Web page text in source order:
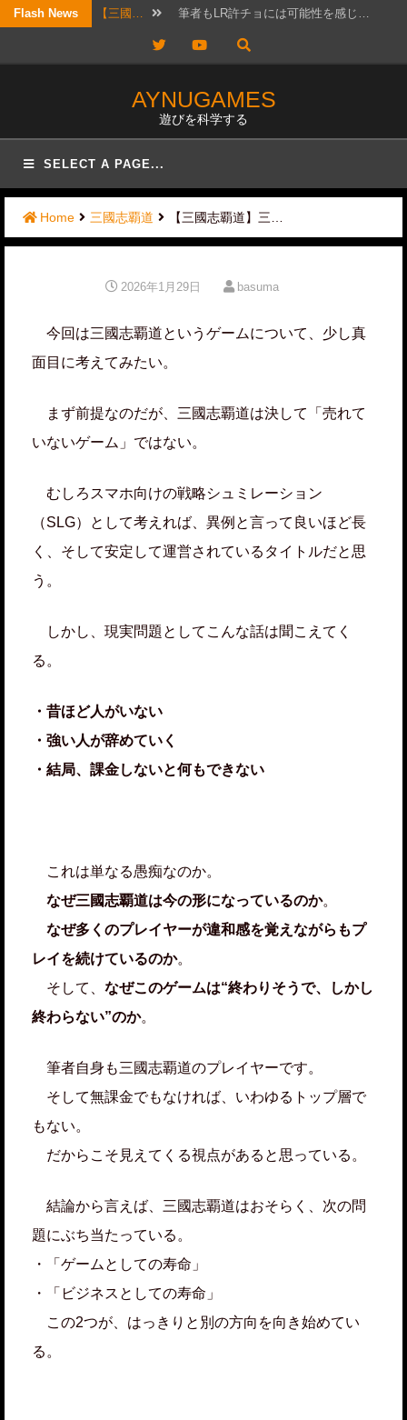
Skip
content
Flash News 【三國… 筆者もLR許チョには可能性を感じ…
結構ホットというか、なんか政治的…
2026年7月20日版。 「無…
【三國…
【三國… 以前にオススメ交流武将を紹介した…
TwitterYouTube
AYNUGAMES
遊びを科学する
SELECT A PAGE...
Home 三國志覇道 【三國志覇道】三…
2026年1月29日 basuma
今回は三國志覇道というゲームについて、少し真
面目に考えてみたい。
まず前提なのだが、三國志覇道は決して「売れて
いないゲーム」ではない。
むしろスマホ向けの戦略シュミレーション
（SLG）として考えれば、異例と言って良いほど長
く、そして安定して運営されているタイトルだと思
う。
しかし、現実問題としてこんな話は聞こえてく
る。
・昔ほど人がいない
・強い人が辞めていく
・結局、課金しないと何もできない
これは単なる愚痴なのか。
なぜ三國志覇道は今の形になっているのか。
なぜ多くのプレイヤーが違和感を覚えながらもプ
レイを続けているのか。
そして、 なぜこのゲームは“終わりそうで、しかし
終わらない”のか。
筆者自身も三國志覇道のプレイヤーです。
そして無課金でもなければ、いわゆるトップ層で
もない。
だからこそ見えてくる視点があると思っている。
結論から言えば、三國志覇道はおそらく、次の問
題にぶち当たっている。
・「ゲームとしての寿命」
・「ビジネスとしての寿命」
この2つが、はっきりと別の方向を向き始めてい
る。